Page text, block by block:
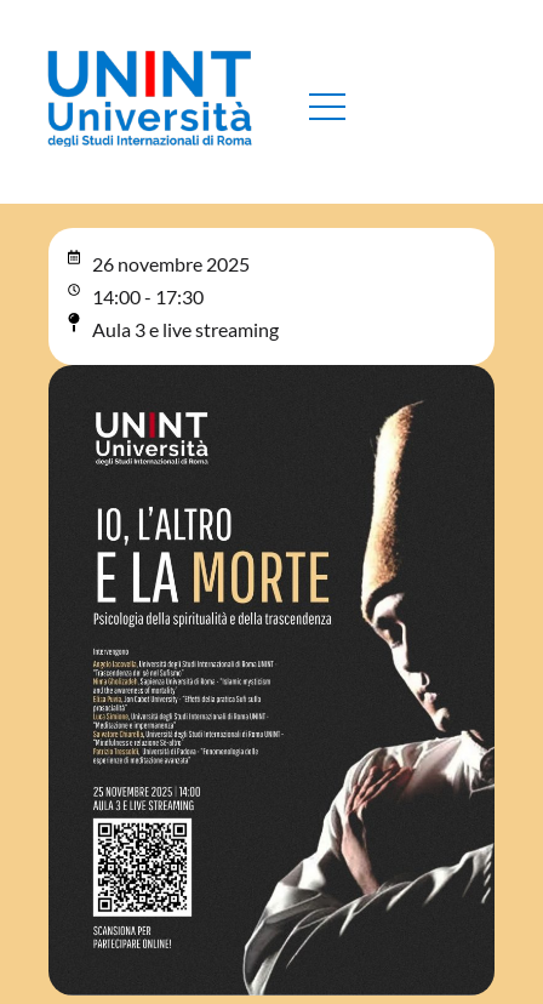
26 novembre 2025
14:00 - 17:30
Aula 3 e live streaming